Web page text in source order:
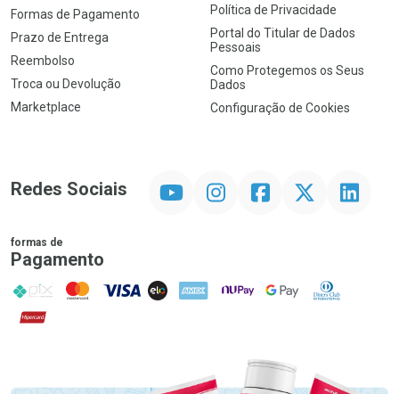
Formas de Pagamento
Prazo de Entrega
Reembolso
Troca ou Devolução
Marketplace
Política de Privacidade
Portal do Titular de Dados
Pessoais
Como Protegemos os Seus
Dados
Configuração de Cookies
Redes Sociais InstagramFacebookTwitter Linkedin
formas de
Pagamento
PIX MasterCard
VISA ELO AMEX NuPay Google PayDiners Club
Hipercard
Promoção em Destaque